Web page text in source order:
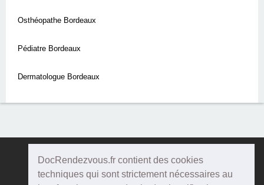
DocRendezvous.fr contient des cookies
techniques qui sont strictement nécessaires au
Osthéopathe Bordeaux
Pédiatre Bordeaux
Dermatologue Bordeaux
DocRendezvous